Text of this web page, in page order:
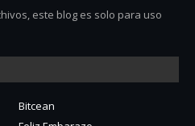
este blog es solo para uso
Bitcean